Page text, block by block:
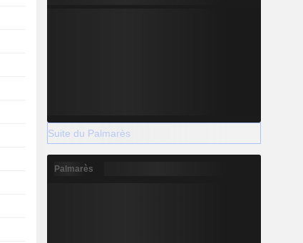
Suite du Palmarès
Palmarès